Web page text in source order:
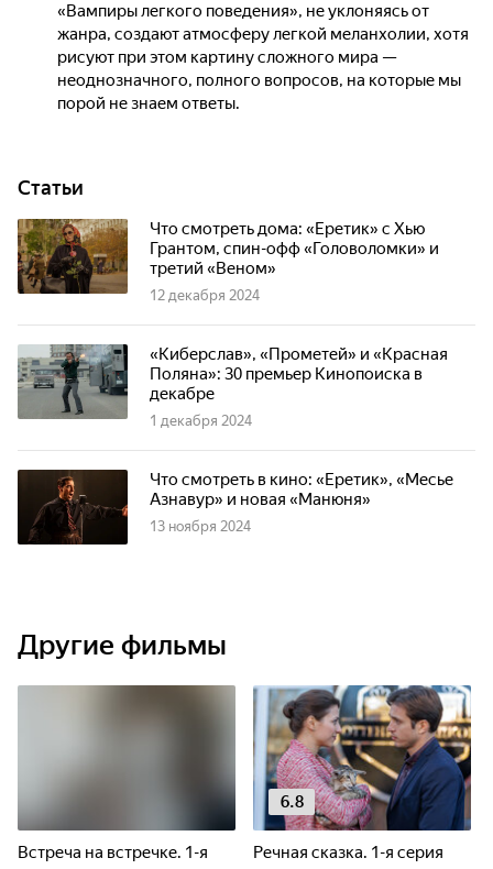
«Вампиры легкого поведения», не уклоняясь от
жанра, создают атмосферу легкой меланхолии, хотя
рисуют при этом картину сложного мира —
неоднозначного, полного вопросов, на которые мы
порой не знаем ответы.
Статьи
Что смотреть дома: «Еретик» с Хью
Грантом, спин-офф «Головоломки» и
третий «Веном»
12 декабря 2024
«Киберслав», «Прометей» и «Красная
Поляна»: 30 премьер Кинопоиска в
декабре
1 декабря 2024
Что смотреть в кино: «Еретик», «Месье
Азнавур» и новая «Манюня»
13 ноября 2024
Другие фильмы
Встреча на встречке. 1-я
6.8
Речная сказка. 1-я серия